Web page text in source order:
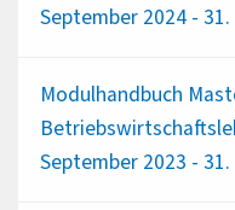
September 2024 -
Modulhandbuch
September 2023 -